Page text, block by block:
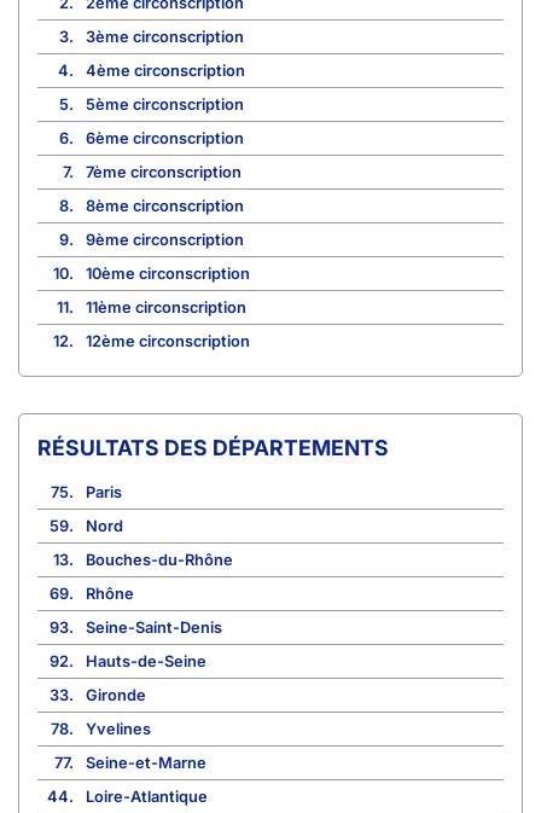
3.
3ème circonscription
4.
4ème circonscription
5.
5ème circonscription
6.
6ème circonscription
7.
7ème circonscription
8.
8ème circonscription
9.
9ème circonscription
10.
10ème circonscription
11.
11ème circonscription
12.
12ème circonscription
RÉSULTATS DES DÉPARTEMENTS
75.
Paris
59.
Nord
13.
Bouches-du-Rhône
69.
Rhône
93.
Seine-Saint-Denis
92.
Hauts-de-Seine
33.
Gironde
78.
Yvelines
77.
Seine-et-Marne
44.
Loire-Atlantique